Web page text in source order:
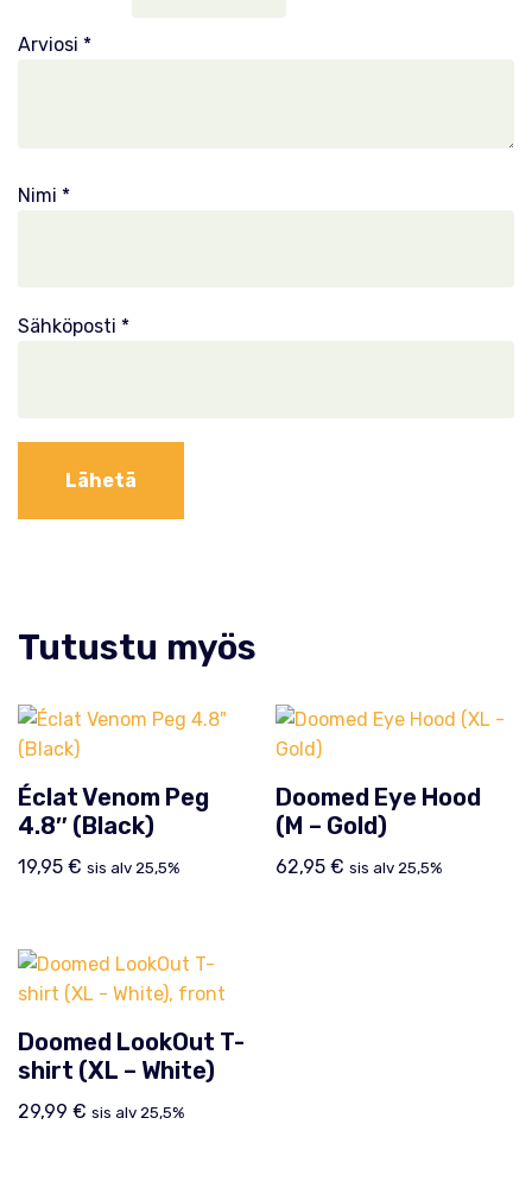
Arviosi *
Nimi *
Sähköposti *
Tutustu myös
Éclat Venom Peg
4.8″ (Black)
19,95 € sis alv 25,5%
Doomed Eye Hood
(M – Gold)
62,95€ sis alv 25,5%
Doomed LookOut T-
shirt (XL – White)
29,99 € sis alv 25,5%